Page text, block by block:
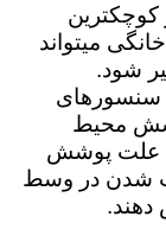
میتواند
شود.
سنسورهای
پوشش محیط
علت پوشش
نصب شدن در وسط